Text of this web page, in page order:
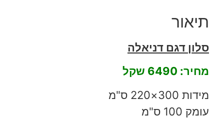
תיאור
סלון דגם דניאלה
מחיר: 6490 שקל
מידות 300×220 ס"מ
עומק 100 ס"מ